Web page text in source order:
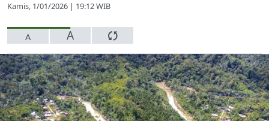
Kamis, 1/01/2026 | 19:12 WIB
A A